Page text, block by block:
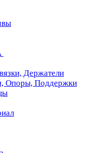
Держатели
Опоры, Поддержки